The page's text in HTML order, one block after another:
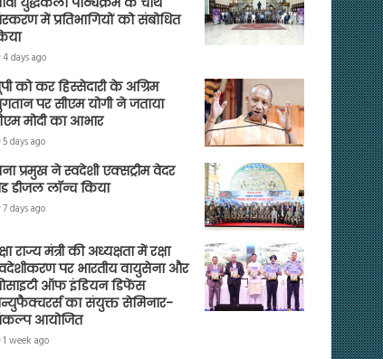
में प्रतिभागियों को संबोधित
4 days ago
को कर हिस्सेदारी के अग्रिम
पर सीएम योगी ने जताया
मोदी का आभार
5 days ago
प्रमुख ने स्वदेशी एक्सट्रीम वेदर
डीजल लॉन्च किया
7 days ago
राज्य मंत्री की अध्यक्षता में रक्षा
पर भारतीय वायुसेना और
ऑफ इंडियन डिफेंस
का संयुक्त सेमिनार-
आयोजित
1 week ago